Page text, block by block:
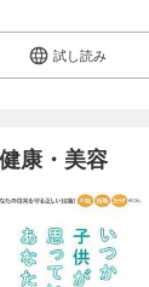
試し読み
康・美容